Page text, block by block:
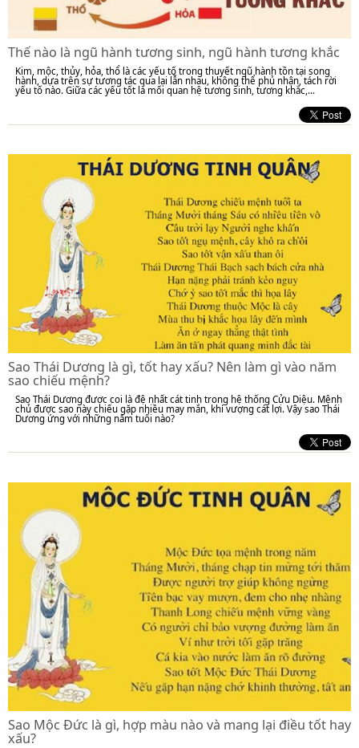
Thế nào là ngũ hành tương sinh, ngũ hành tương khắc
Kim, mộc, thủy, hỏa, thổ là các yếu tố trong thuyết ngũ hành tồn tại song
hành, dựa trên sự tương tác qua lại lẫn nhau, không thể phủ nhận, tách rời
yếu tố nào. Giữa các yếu tốt là mối quan hệ tương sinh, tương khắc,...
Sao Thái Dương là gì, tốt hay xấu? Nên làm gì vào năm
sao chiếu mệnh?
Sao Thái Dương được coi là đệ nhất cát tinh trong hệ thống Cửu Diệu. Mệnh
chủ được sao này chiếu gặp nhiều may mắn, khí vượng cát lợi. Vậy sao Thái
Dương ứng với những năm tuổi nào?
Sao Mộc Đức là gì, hợp màu nào và mang lại điều tốt hay
xấu?